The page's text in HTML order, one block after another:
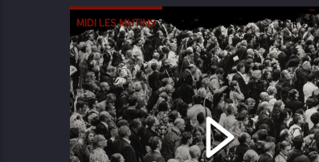
MIDI LES MUTINS